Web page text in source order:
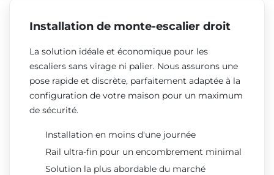
Installation de monte-escalier droit
La solution idéale et économique pour les
escaliers sans virage ni palier. Nous assurons une
pose rapide et discrète, parfaitement adaptée à la
configuration de votre maison pour un maximum
de sécurité.
Installation en moins d'une journée
Rail ultra-fin pour un encombrement minimal
Solution la plus abordable du marché